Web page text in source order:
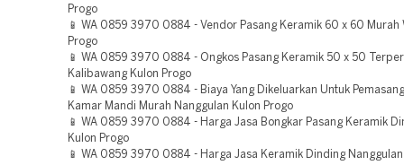
Progo
📱 WA 0859 3970 0884 - Vendor Pasang Keramik 60 x 60 Murah
Progo
📱 WA 0859 3970 0884 - Ongkos Pasang Keramik 50 x 50
Kalibawang Kulon Progo
📱 WA 0859 3970 0884 - Biaya Yang Dikeluarkan Untuk
Kamar Mandi Murah Nanggulan Kulon Progo
📱 WA 0859 3970 0884 - Harga Jasa Bongkar Pasang Keramik
Kulon Progo
📱 WA 0859 3970 0884 - Harga Jasa Keramik Dinding